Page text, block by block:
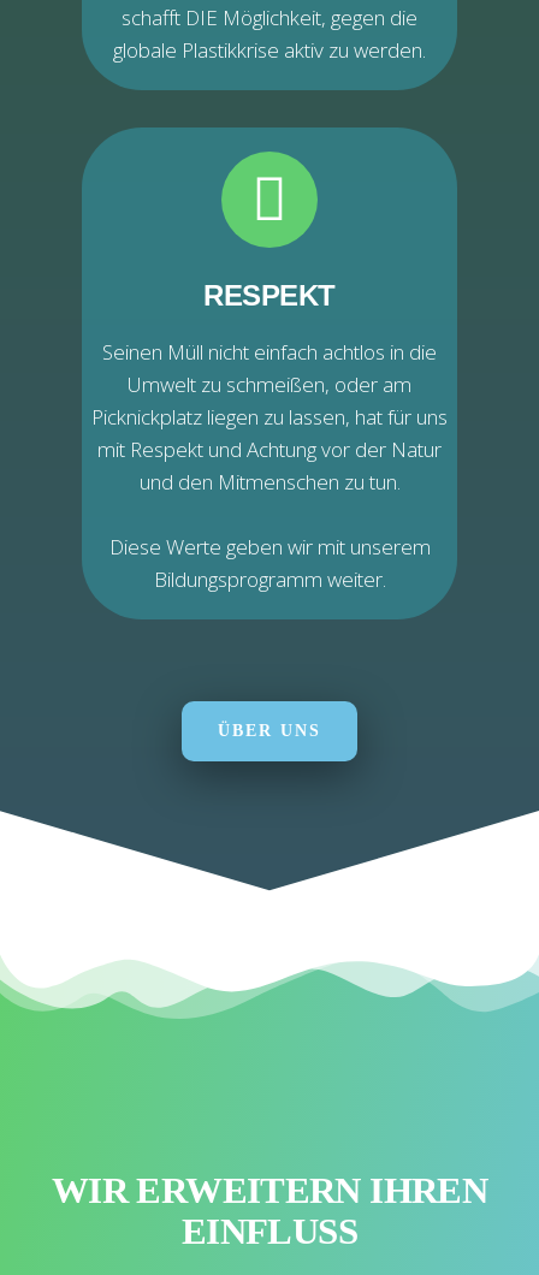
schafft DIE Möglichkeit, gegen die
globale Plastikkrise aktiv zu werden.
RESPEKT
Seinen Müll nicht einfach achtlos in die
Umwelt zu schmeißen, oder am
Picknickplatz liegen zu lassen, hat für uns
mit Respekt und Achtung vor der Natur
und den Mitmenschen zu tun.
Diese Werte geben wir mit unserem
Bildungsprogramm weiter.
ÜBER UNS
WIR ERWEITERN IHREN
EINFLUSS